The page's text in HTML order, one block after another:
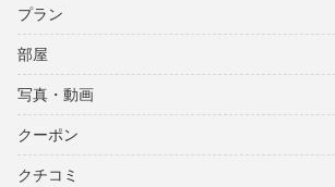
プラン
部屋
写真・動画
クーポン
クチコミ